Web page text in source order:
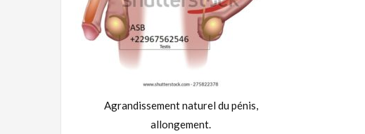
Agrandissement naturel du pénis,
allongement.